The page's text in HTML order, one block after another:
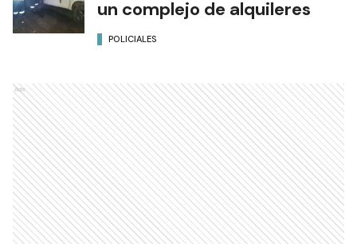
un complejo de alquileres
POLICIALES
Ads